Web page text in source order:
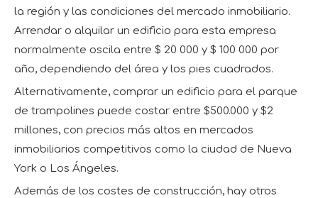
la región y las condiciones del mercado inmobiliario.
Arrendar o alquilar un edificio para esta empresa
normalmente oscila entre $ 20 000 y $ 100 000 por
año, dependiendo del área y los pies cuadrados.
Alternativamente, comprar un edificio para el parque
de trampolines puede costar entre $500.000 y $2
millones, con precios más altos en mercados
inmobiliarios competitivos como la ciudad de Nueva
York o Los Ángeles.
Además de los costes de construcción, hay otros